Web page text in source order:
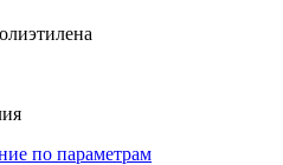
по параметрам